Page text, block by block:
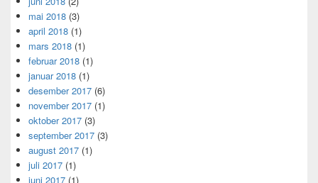
mai 2018 (3)
april 2018 (1)
mars 2018 (1)
februar 2018 (1)
januar 2018 (1)
desember 2017 (6)
november 2017 (1)
oktober 2017 (3)
september 2017 (3)
august 2017 (1)
juli 2017 (1)
juni 2017 (1)